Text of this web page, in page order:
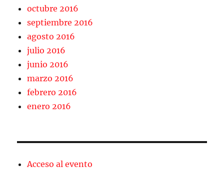
octubre 2016
septiembre 2016
agosto 2016
julio 2016
junio 2016
marzo 2016
febrero 2016
enero 2016
Acceso al evento